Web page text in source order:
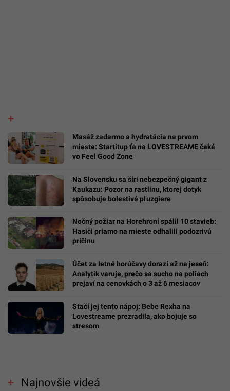
Masáž zadarmo a hydratácia na prvom
mieste: Startitup ťa na LOVESTREAME čaká
vo Feel Good Zone
Na Slovensku sa šíri nebezpečný gigant z
Kaukazu: Pozor na rastlinu, ktorej dotyk
spôsobuje bolestivé pľuzgiere
Nočný požiar na Horehroní spálil 10 stavieb:
Hasiči priamo na mieste odhalili podozrivú
príčinu
Účet za letné horúčavy dorazí až na jeseň:
Analytik varuje, prečo sa sucho na poliach
prejaví na cenovkách o 3 až 6 mesiacov
Stačí jej tento nápoj: Bebe Rexha na
Lovestreame prezradila, ako bojuje so
stresom
Najnovšie videá